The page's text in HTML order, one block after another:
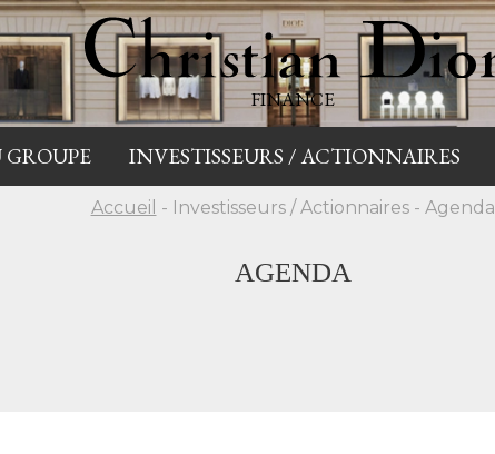
FINANCE
INVESTISSEURS / ACTIONNAIRES
Accueil - Investisseurs / Actionnaires - Agenda
AGENDA